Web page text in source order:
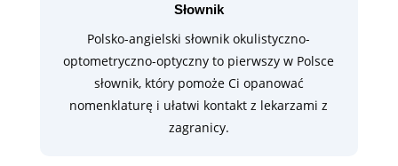
Słownik
Polsko-angielski słownik okulistyczno-
optometryczno-optyczny to pierwszy w Polsce
słownik, który pomoże Ci opanować
nomenklaturę i ułatwi kontakt z lekarzami z
zagranicy.